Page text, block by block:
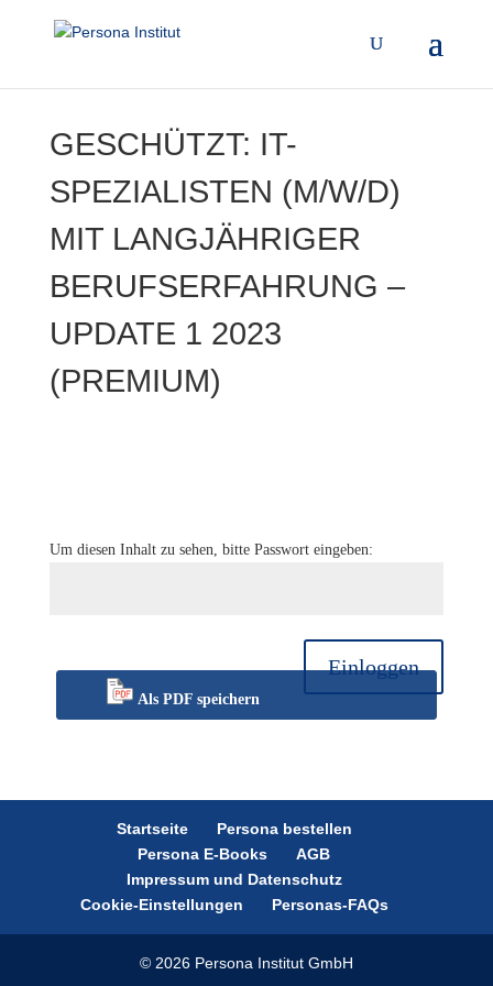
GESCHÜTZT: IT-
SPEZIALISTEN (M/W/D)
MIT LANGJÄHRIGER
BERUFSERFAHRUNG –
UPDATE 1 2023
(PREMIUM)
Um diesen Inhalt zu sehen, bitte Passwort eingeben:
Einloggen
Als PDF speichern
Startseite
Persona bestellen
Persona E-Books
AGB
Impressum und Datenschutz
Cookie-Einstellungen
Personas-FAQs
© 2026 Persona Institut GmbH